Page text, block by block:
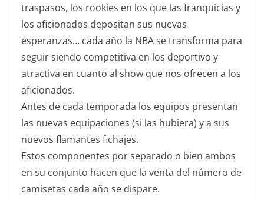
traspasos, los rookies en los que las franquicias y
los aficionados depositan sus nuevas
esperanzas… cada año la NBA se transforma para
seguir siendo competitiva en los deportivo y
atractiva en cuanto al show que nos ofrecen a los
aficionados.
Antes de cada temporada los equipos presentan
las nuevas equipaciones (si las hubiera) y a sus
nuevos flamantes fichajes.
Estos componentes por separado o bien ambos
en su conjunto hacen que la venta del número de
camisetas cada año se dispare.